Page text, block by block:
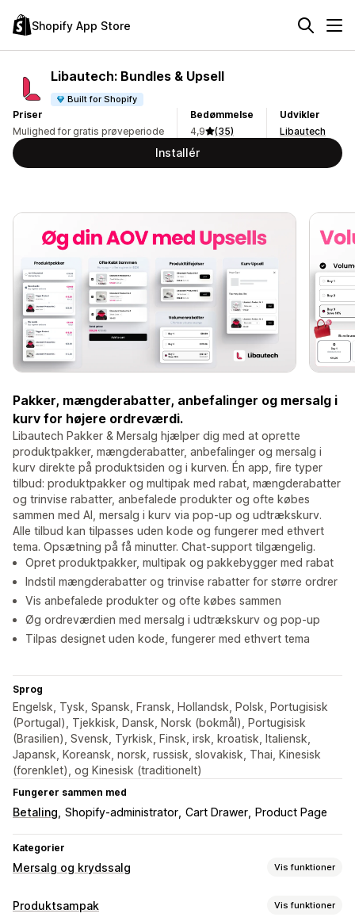
Shopify App Store
Libautech: Bundles & Upsell
Built for Shopify
Priser
Mulighed for gratis prøveperiode
Bedømmelse
4,9
(35)
Udvikler
Libautech
Installér
Pakker, mængderabatter, anbefalinger og mersalg i
kurv for højere ordreværdi.
Libautech Pakker & Mersalg hjælper dig med at oprette
produktpakker, mængderabatter, anbefalinger og mersalg i
kurv direkte på produktsiden og i kurven. Én app, fire typer
tilbud: produktpakker og multipak med rabat, mængderabatter
og trinvise rabatter, anbefalede produkter og ofte købes
sammen med AI, mersalg i kurv via pop-up og udtrækskurv.
Alle tilbud kan tilpasses uden kode og fungerer med ethvert
tema. Opsætning på få minutter. Chat-support tilgængelig.
Opret produktpakker, multipak og pakkebygger med rabat
Indstil mængderabatter og trinvise rabatter for større ordrer
Vis anbefalede produkter og ofte købes sammen
Øg ordreværdien med mersalg i udtrækskurv og pop-up
Tilpas designet uden kode, fungerer med ethvert tema
Sprog
Engelsk, Tysk, Spansk, Fransk, Hollandsk, Polsk, Portugisisk
(Portugal), Tjekkisk, Dansk, Norsk (bokmål), Portugisisk
(Brasilien), Svensk, Tyrkisk, Finsk, irsk, kroatisk, Italiensk,
Japansk, Koreansk, norsk, russisk, slovakisk, Thai, Kinesisk
(forenklet), og Kinesisk (traditionelt)
Fungerer sammen med
Betaling Shopify-administrator Cart Drawer Product Page
Kategorier
Mersalg og krydssalg Vis funktioner
Tilpasning
Produktsampak Vis funktioner